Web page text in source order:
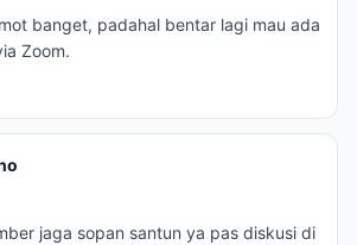
banget, padahal bentar lagi mau ada
Zoom.
jaga sopan santun ya pas diskusi di